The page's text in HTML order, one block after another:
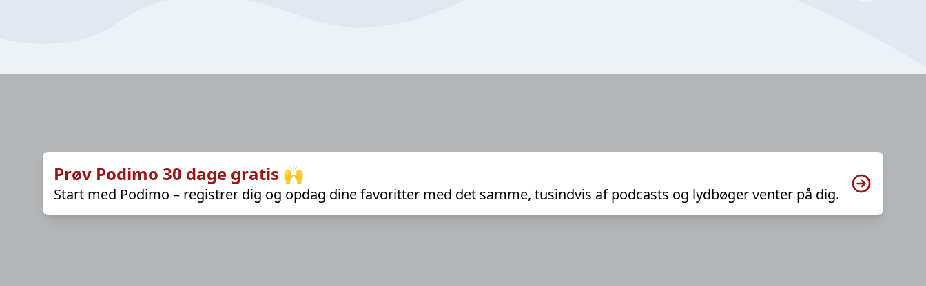
Prøv Podimo 30 dage gratis 🙌
Start med Podimo – registrer dig og opdag dine favoritter med det samme, tusindvis af podcasts og lydbøger venter på dig.